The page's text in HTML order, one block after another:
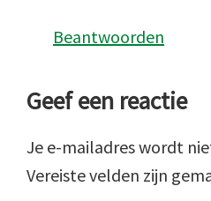
Beantwoorden
Geef een reactie
Je e-mailadres wordt
Vereiste velden zijn